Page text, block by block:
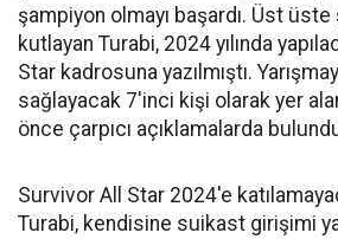
şampiyon olmayı başardı. Üst
kutlayan Turabi, 2024 yılında
Star kadrosuna yazılmıştı.
sağlayacak 7'inci kişi olarak yer
önce çarpıcı açıklamalarda
Survivor All Star 2024'e
Turabi, kendisine suikast girişimi